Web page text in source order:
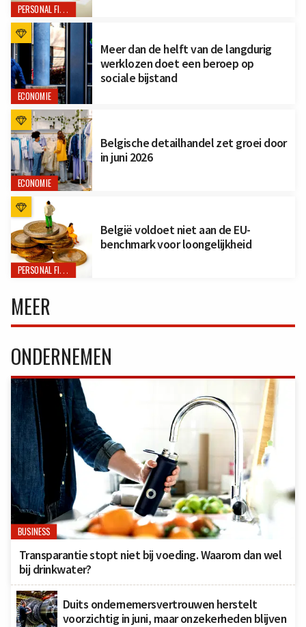
PERSONAL FINANCE
ECONOMIE
Meer dan de helft van de langdurig
werklozen doet een beroep op
sociale bijstand
ECONOMIE
Belgische detailhandel zet groei door
in juni 2026
PERSONAL FINANCE
België voldoet niet aan de EU-
benchmark voor loongelijkheid
MEER
ONDERNEMEN
BUSINESS
Transparantie stopt niet bij voeding. Waarom dan wel
bij drinkwater?
Duits ondernemersvertrouwen herstelt
voorzichtig in juni, maar onzekerheden blijven